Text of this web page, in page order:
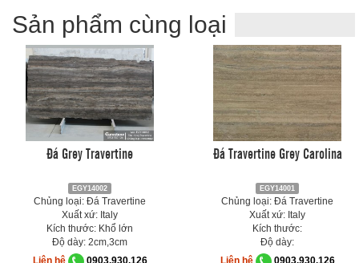
Sản phẩm cùng loại
Đá Grey Travertine
EGY14002
Chủng loại: Đá Travertine
Xuất xứ: Italy
Kích thước: Khổ lớn
Độ dày: 2cm,3cm
Liên hệ
0903.930.126
Đá Travertine Grey Carolina
EGY14001
Chủng loại: Đá Travertine
Xuất xứ: Italy
Kích thước:
Độ dày:
Liên hệ
0903.930.126